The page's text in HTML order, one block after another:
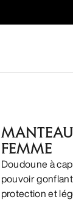
FEMME
Doudoune à
pouvoir
protection et